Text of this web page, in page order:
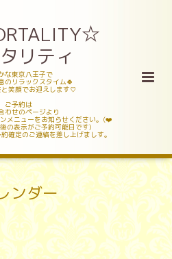
リティ
な東京八王子で
のリラックスタイム🍀
笑顔でお迎えします♡
ご予約は
わせのページより
メニューをお知らせください。(❤️
の表示がご予約可能日です)
確定のご連絡を差し上げましす。
ンダー